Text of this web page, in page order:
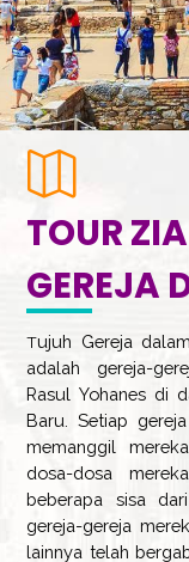
TOUR
GEREJA
Tujuh Gereja
adalah gereja-
Rasul Yohanes di
Baru. Setiap
memanggil
dosa-dosa
beberapa sisa
gereja-gereja
lainnya telah